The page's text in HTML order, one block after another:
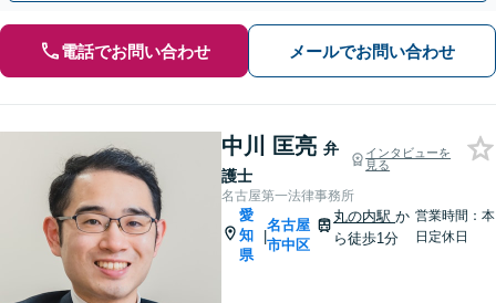
電話でお問い合わせ メールでお問い合わせ
中川 匡亮 弁
護士
インタビューを
見る
名古屋第一法律事務所
愛
知
県
|
名古屋
市中区
丸の内駅か
ら徒歩1分
営業時間：本
日定休日